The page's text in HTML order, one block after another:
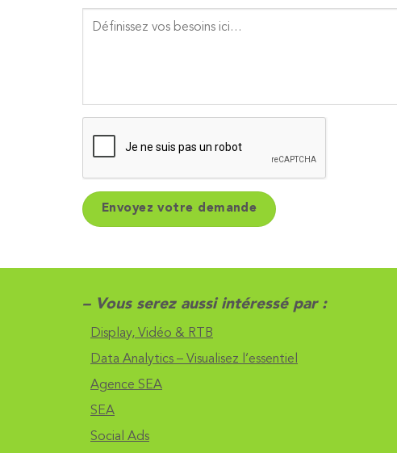
– Vous serez aussi intéressé par :
Display, Vidéo & RTB
Data Analytics – Visualisez l’essentiel
Agence SEA
SEA
Social Ads